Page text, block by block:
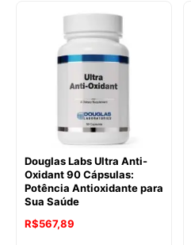
Douglas Labs Ultra Anti-
Oxidant 90 Cápsulas:
Potência Antioxidante para
Sua Saúde
R$567,89